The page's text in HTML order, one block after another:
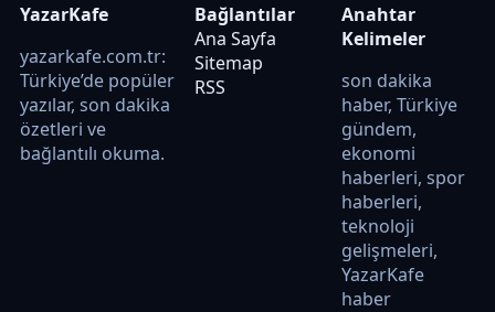
YazarKafe
yazarkafe.com.tr:
Türkiye’de popüler
yazılar, son dakika
özetleri ve
bağlantılı okuma.
Bağlantılar
Ana Sayfa
Sitemap
RSS
Anahtar
Kelimeler
son dakika
haber, Türkiye
gündem,
ekonomi
haberleri, spor
haberleri,
teknoloji
gelişmeleri,
YazarKafe
haber